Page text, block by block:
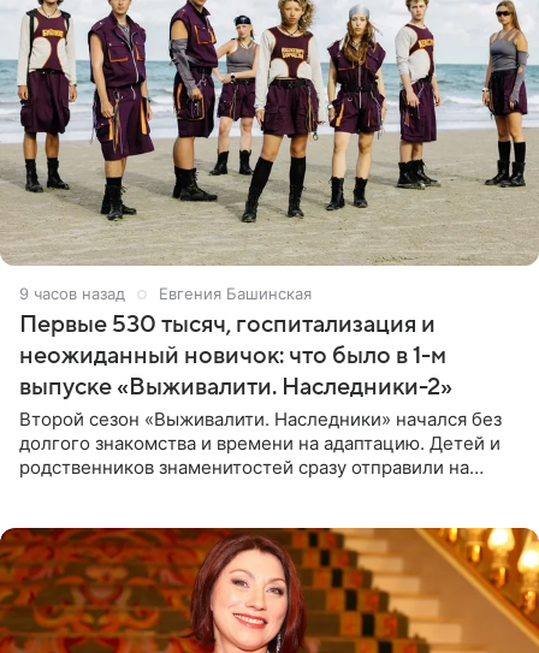
9 часов назад Евгения Башинская
Первые 530 тысяч, госпитализация и
неожиданный новичок: что было в 1-м
выпуске «Выживалити. Наследники-2»
Второй сезон «Выживалити. Наследники» начался без
долгого знакомства и времени на адаптацию. Детей и
родственников знаменитостей сразу отправили на